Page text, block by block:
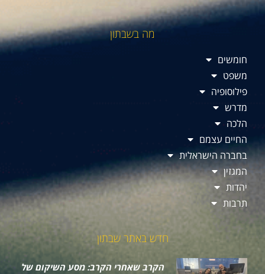
מה בשבתון
חומשים
משפט
פילוסופיה
מדרש
הלכה
החיים עצמם
בחברה הישראלית
המגזין
יהדות
תרבות
חדש באתר שבתון
הקרב שאחרי הקרב: מסע השיקום של